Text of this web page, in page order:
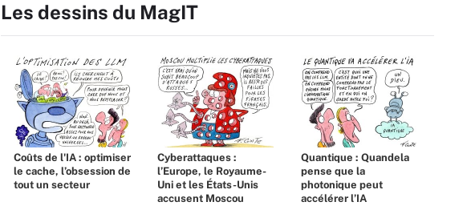
Les dessins du MagIT
Coûts de l'IA : optimiser
le cache, l’obsession de
tout un secteur
Cyberattaques :
l’Europe, le Royaume-
Uni et les États-Unis
accusent Moscou
Quantique : Quandela
pense que la
photonique peut
accélérer l’IA